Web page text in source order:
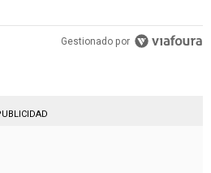
Gestionado por